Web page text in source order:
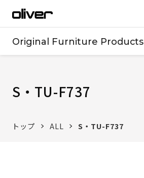
Original Furniture Products
S・TU-F737
トップ ALL S・TU-F737